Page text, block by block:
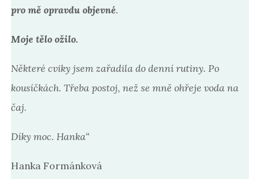
pro mě opravdu objevné.
Moje tělo ožilo.
Některé cviky jsem zařadila do denní rutiny. Po
kousíčkách. Třeba postoj, než se mně ohřeje voda na
čaj.
Díky moc. Hanka“
Hanka Formánková